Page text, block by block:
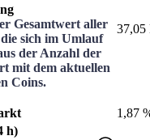
Gesamtwert aller
sich im Umlauf
der Anzahl der
mit dem aktuellen
Coins.
37,05
1,87
h)